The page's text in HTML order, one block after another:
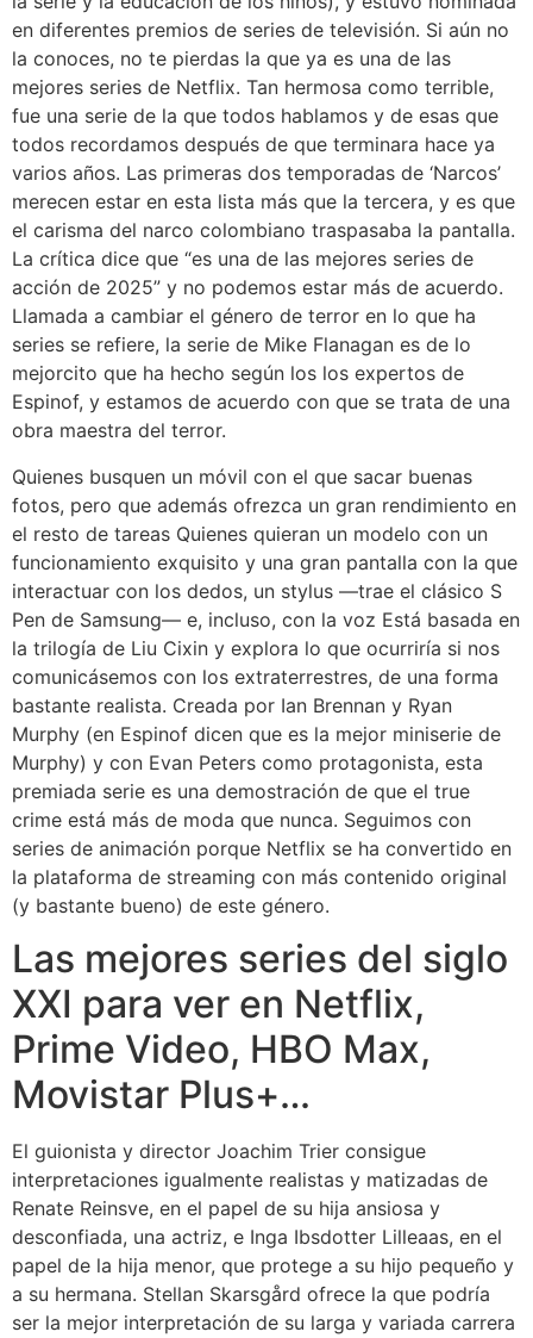
en diferentes premios de series de televisión. Si aún no
la conoces, no te pierdas la que ya es una de las
mejores series de Netflix. Tan hermosa como terrible,
fue una serie de la que todos hablamos y de esas que
todos recordamos después de que terminara hace ya
varios años. Las primeras dos temporadas de ‘Narcos’
merecen estar en esta lista más que la tercera, y es que
el carisma del narco colombiano traspasaba la pantalla.
La crítica dice que “es una de las mejores series de
acción de 2025” y no podemos estar más de acuerdo.
Llamada a cambiar el género de terror en lo que ha
series se refiere, la serie de Mike Flanagan es de lo
mejorcito que ha hecho según los los expertos de
Espinof, y estamos de acuerdo con que se trata de una
obra maestra del terror.
Quienes busquen un móvil con el que sacar buenas
fotos, pero que además ofrezca un gran rendimiento en
el resto de tareas Quienes quieran un modelo con un
funcionamiento exquisito y una gran pantalla con la que
interactuar con los dedos, un stylus —trae el clásico S
Pen de Samsung— e, incluso, con la voz Está basada en
la trilogía de Liu Cixin y explora lo que ocurriría si nos
comunicásemos con los extraterrestres, de una forma
bastante realista. Creada por Ian Brennan y Ryan
Murphy (en Espinof dicen que es la mejor miniserie de
Murphy) y con Evan Peters como protagonista, esta
premiada serie es una demostración de que el true
crime está más de moda que nunca. Seguimos con
series de animación porque Netflix se ha convertido en
la plataforma de streaming con más contenido original
(y bastante bueno) de este género.
Las mejores series del siglo
XXI para ver en Netflix,
Prime Video, HBO Max,
Movistar Plus+…
El guionista y director Joachim Trier consigue
interpretaciones igualmente realistas y matizadas de
Renate Reinsve, en el papel de su hija ansiosa y
desconfiada, una actriz, e Inga Ibsdotter Lilleaas, en el
papel de la hija menor, que protege a su hijo pequeño y
a su hermana. Stellan Skarsgård ofrece la que podría
ser la mejor interpretación de su larga y variada carrera